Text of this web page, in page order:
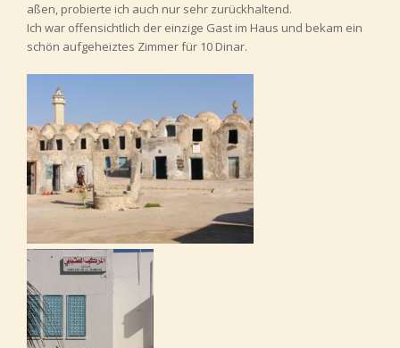
aßen, probierte ich auch nur sehr zurückhaltend.
Ich war offensichtlich der einzige Gast im Haus und bekam ein
schön aufgeheiztes Zimmer für 10 Dinar.